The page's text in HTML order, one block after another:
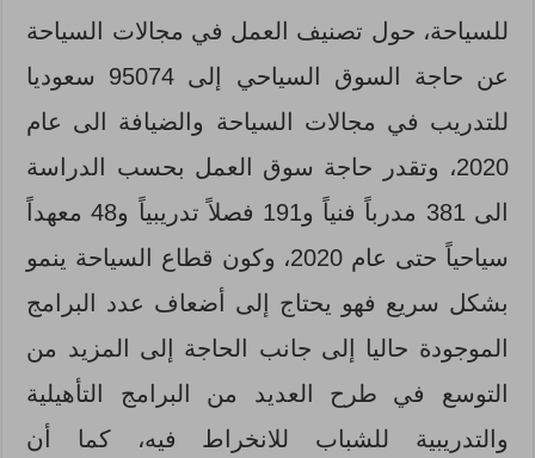
للسياحة، حول تصنيف العمل في مجالات السياحة
عن حاجة السوق السياحي إلى 95074 سعوديا
للتدريب في مجالات السياحة والضيافة الى عام
2020، وتقدر حاجة سوق العمل بحسب الدراسة
الى 381 مدرباً فنياً و191 فصلاً تدريبياً و48 معهداً
سياحياً حتى عام 2020، وكون قطاع السياحة ينمو
بشكل سريع فهو يحتاج إلى أضعاف عدد البرامج
الموجودة حاليا إلى جانب الحاجة إلى المزيد من
التوسع في طرح العديد من البرامج التأهيلية
والتدريبية للشباب للانخراط فيه، كما أن